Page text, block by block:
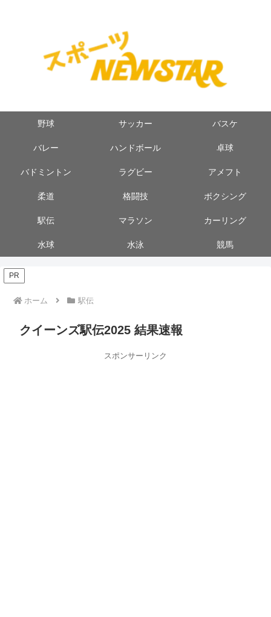
野球 サッカー バスケ
バレー ハンドボール 卓球
バドミントン ラグビー アメフト
柔道 格闘技 ボクシング
駅伝 マラソン カーリング
水球 水泳 競馬
PR
ホーム 駅伝
クイーンズ駅伝2025 結果速報
スポンサーリンク